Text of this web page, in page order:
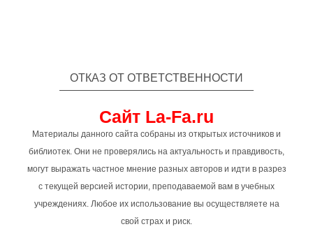
ОТКАЗ ОТ ОТВЕТСТВЕННОСТИ
Сайт La-Fa.ru
Материалы данного сайта собраны из открытых источников и
библиотек. Они не проверялись на актуальность и правдивость,
могут выражать частное мнение разных авторов и идти в разрез
с текущей версией истории, преподаваемой вам в учебных
учреждениях. Любое их использование вы осуществляете на
свой страх и риск.